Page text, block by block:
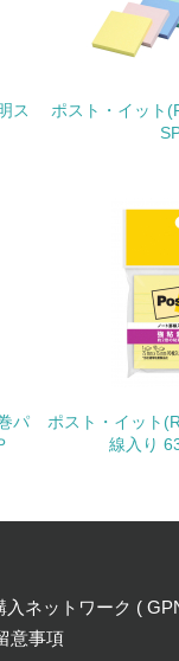
料のトレーサビリテ
・労働等」に関する
正・適正な取引」に
報セキュリティ」に
フレットやホームペー
フレットやホームペ
ス
ポスト・イット
パ
ポスト・イット
線入り
ネットワーク (
意事項